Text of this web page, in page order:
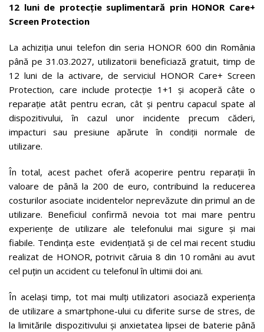
12 luni de protecție suplimentară prin HONOR Care+
Screen Protection
La achiziția unui telefon din seria HONOR 600 din România
până pe 31.03.2027, utilizatorii beneficiază gratuit, timp de
12 luni de la activare, de serviciul HONOR Care+ Screen
Protection, care include protecție 1+1 și acoperă câte o
reparație atât pentru ecran, cât și pentru capacul spate al
dispozitivului, în cazul unor incidente precum căderi,
impacturi sau presiune apărute în condiții normale de
utilizare.
În total, acest pachet oferă acoperire pentru reparații în
valoare de până la 200 de euro, contribuind la reducerea
costurilor asociate incidentelor neprevăzute din primul an de
utilizare. Beneficiul confirmă nevoia tot mai mare pentru
experiențe de utilizare ale telefonului mai sigure și mai
fiabile. Tendința este evidențiată și de cel mai recent studiu
realizat de HONOR, potrivit căruia 8 din 10 români au avut
cel puțin un accident cu telefonul în ultimii doi ani.
În același timp, tot mai mulți utilizatori asociază experiența
de utilizare a smartphone-ului cu diferite surse de stres, de
la limitările dispozitivului și anxietatea lipsei de baterie până